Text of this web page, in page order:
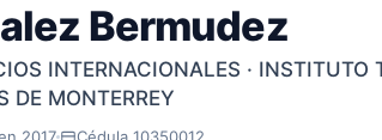
Bermudez
INTERNACIONALES · INSTITUTO
DE MONTERREY